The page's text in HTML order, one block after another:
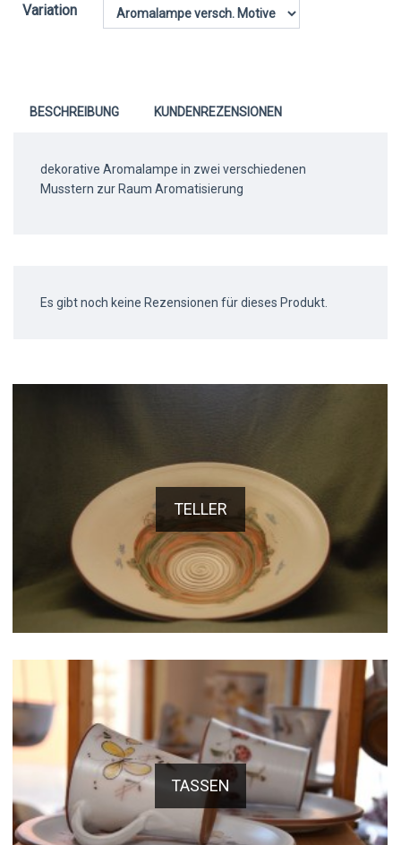
Variation
BESCHREIBUNG KUNDENREZENSIONEN
dekorative Aromalampe in zwei verschiedenen
Musstern zur Raum Aromatisierung
Es gibt noch keine Rezensionen für dieses Produkt.
TELLER
TASSEN